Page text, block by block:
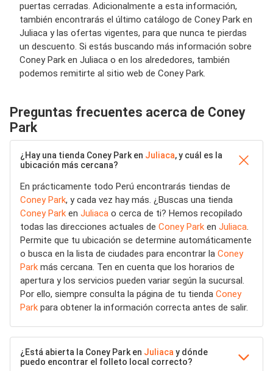
puertas cerradas. Adicionalmente a esta información,
también encontrarás el último catálogo de Coney Park en
Juliaca y las ofertas vigentes, para que nunca te pierdas
un descuento. Si estás buscando más información sobre
Coney Park en Juliaca o en los alrededores, también
podemos remitirte al sitio web de Coney Park.
Preguntas frecuentes acerca de Coney
Park
¿Hay una tienda Coney Park en Juliaca, y cuál es la
ubicación más cercana?
En prácticamente todo Perú encontrarás tiendas de
Coney Park, y cada vez hay más. ¿Buscas una tienda
Coney Park en Juliaca o cerca de ti? Hemos recopilado
todas las direcciones actuales de Coney Park en Juliaca.
Permite que tu ubicación se determine automáticamente
o busca en la lista de ciudades para encontrar la Coney
Park más cercana. Ten en cuenta que los horarios de
apertura y los servicios pueden variar según la sucursal.
Por ello, siempre consulta la página de tu tienda Coney
Park para obtener la información correcta antes de salir.
¿Está abierta la Coney Park en Juliaca y dónde
puedo encontrar el folleto local correcto?